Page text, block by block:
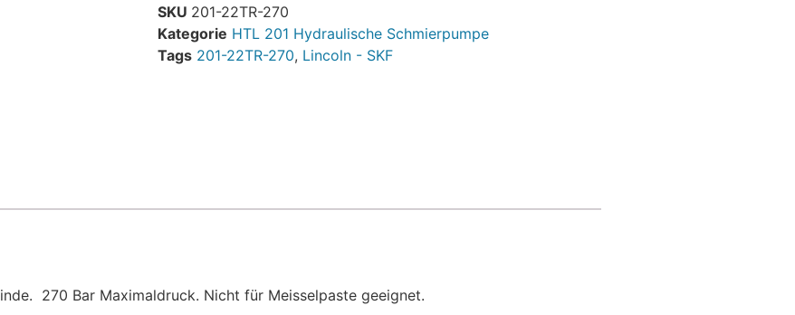
SKU 201-22TR-270
Kategorie HTL 201 Hydraulische Schmierpumpe
Tags 201-22TR-270, Lincoln - SKF
270 Bar Maximaldruck. Nicht für Meisselpaste geeignet.